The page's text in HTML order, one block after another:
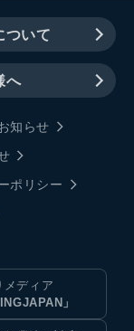
ついて
へ
知らせ
ポリシー
メディア
」